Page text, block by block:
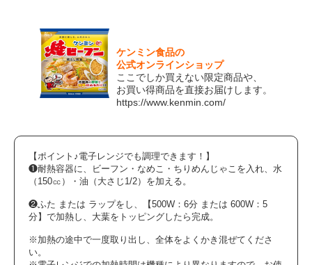
ケンミン食品の
公式オンラインショップ
ここでしか買えない限定商品や、
お買い得商品を直接お届けします。
https://www.kenmin.com/
【ポイント♪電子レンジでも調理できます！】
❶耐熱容器に、ビーフン・なめこ・ちりめんじゃこを入れ、水
（150㏄）・油（大さじ1/2）を加える。
❷ふた または ラップをし、【500W：6分 または 600W：5
分】で加熱し、大葉をトッピングしたら完成。
※加熱の途中で一度取り出し、全体をよくかき混ぜてくださ
い。